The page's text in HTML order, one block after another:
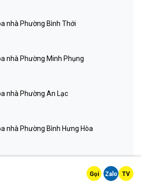
nhà Phường Bình Thới
nhà Phường Minh Phụng
nhà Phường An Lạc
nhà Phường Bình Hưng Hòa
Gọi Zalo TV